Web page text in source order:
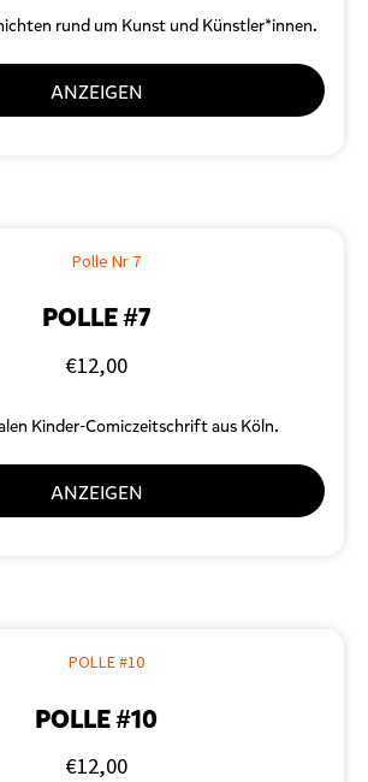
rund um Kunst und Künstler*innen.
ANZEIGEN
POLLE #7
€12,00
Kinder-Comiczeitschrift aus Köln.
ANZEIGEN
POLLE #10
€12,00